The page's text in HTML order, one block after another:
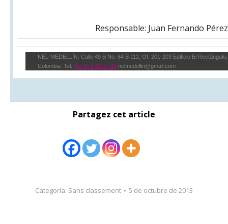
Responsable: Juan Fernando Pérez
NEL-MEDELLÍN. Calle 49 B No. 64 B 112, Of. 201-203 Edificio El
Colombia Tel: (57-4) 5 83 27 89 nelmedellin@gmail.com
Partagez cet article
Categoría: Sans classement 5 de octubre de 2013